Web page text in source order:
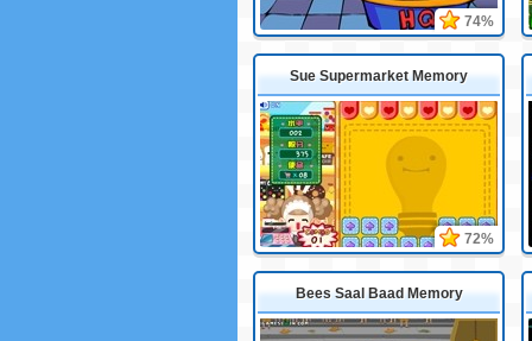
74%
Sue Supermarket Memory
72%
Bees Saal Baad Memory